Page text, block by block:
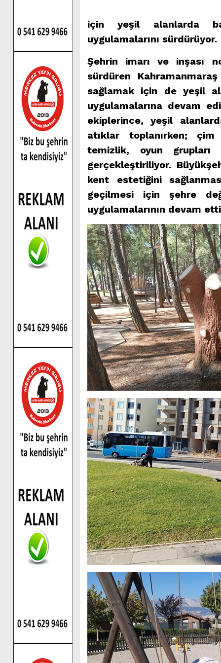
için yeşil alanlarda
uygulamalarını sürdürüyor.
Şehrin imarı ve inşası
sürdüren
sağlamak için de yeşil
uygulamalarına devam
ekiplerince, yeşil
atıklar toplanırken;
temizlik, oyun grupları
gerçekleştiriliyor.
kent estetiğini
geçilmesi için şehre
uygulamalarının devam